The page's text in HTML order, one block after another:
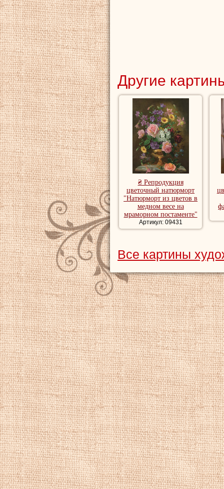
Другие
₴ Репродукция
цветочный натюрморт
"Натюрморт из цветов в
медном весе на
мраморном постаменте"
Артикул: 09431
Все картины